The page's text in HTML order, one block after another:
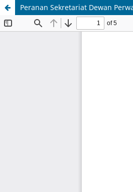
Peranan Sekretariat Dewan